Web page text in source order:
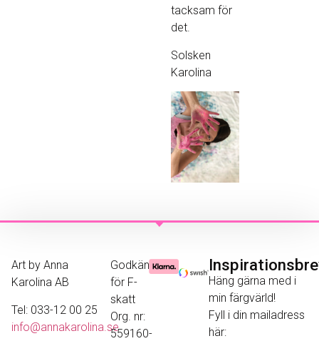
tacksam för
det.
Solsken
Karolina
Art by Anna
Karolina AB
Tel: 033-12 00 25
info@annakarolina.se
Godkänd
för F-
skatt
Org. nr:
559160-
Häng gärna med i
min färgvärld!
Fyll i din mailadress
här: